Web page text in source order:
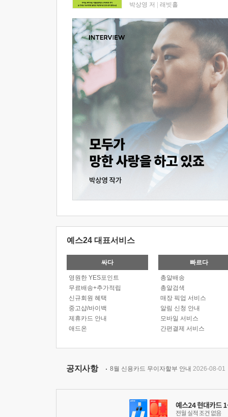
박상영 저 래빗홀
예스24 대표서비스
싸다
영원한 YES포인트
무료배송+추가적립
신규회원 혜택
중고샵/바이백
제휴카드 안내
애드온
빠르다
총알배송
총알검색
매장 픽업 서비스
알림 신청 안내
모바일 서비스
간편결제 서비스
공지사항 8월 신용카드 무이자할부 안내 2026-08-01